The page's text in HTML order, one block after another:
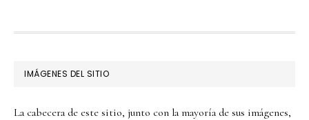
FOOTER
IMÁGENES DEL SITIO
La cabecera de este sitio, junto con la mayoría de sus imágenes,